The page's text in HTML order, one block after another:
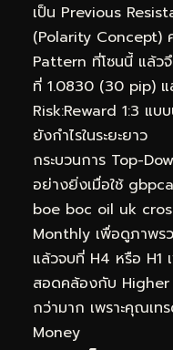
เป็น Previous
(Polarity Concept)
Pattern ที่โซนนี้ แล้ว
ที่ 1.0830 (30 pip)
Risk:Reward 1:3 แ
ยังกำไรในระยะยาว
กระบวนการ Top-
อย่างยิ่งเมื่อใช้
boe boc oil uk
Monthly เพื่อดูภาพร
แล้วจบที่ H4 หรือ H1
สอดคล้องกับ Higher
กว่ามาก เพราะคุณเท
Money